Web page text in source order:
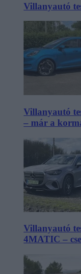
Villanyautó
Villanyautó
– már a
Villanyautó
4MATIC –